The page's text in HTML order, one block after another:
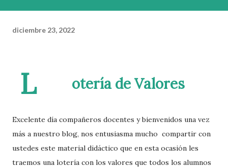
diciembre 23, 2022
L otería de Valores
Excelente día compañeros docentes y bienvenidos una vez
más a nuestro blog, nos entusiasma mucho compartir con
ustedes este material didáctico que en esta ocasión les
traemos una lotería con los valores que todos los alumnos